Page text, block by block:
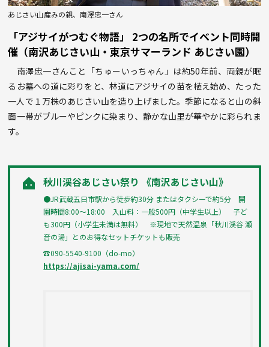
あじさい山産みの親、南澤忠一さん
「アジサイがつむぐ物語」 2つの名所でイベント同時開
催（南沢あじさい山・東京サマーランド あじさい園）
南澤忠一さんこと「ちゅーいっちゃん」は約50年前、両親が眠
るお墓への道に彩りをと、林道にアジサイの苗を植え始め、たった
一人で１万株のあじさい山を造り上げました。季節になると山の斜
面一帯がブルーやピンクに染まり、静かな山里が華やかに彩られま
す。
秋川渓谷あじさい祭り 《南沢あじさい山》
●JR武蔵五日市駅から徒歩約30分 またはタクシーで約5分 開
園時間8:00〜18:00 入山料：一般500円（中学生以上） 子ど
も300円（小学生未満は無料） ※現地で天然温泉「秋川渓谷 瀬
音の湯」とのお得なセットチケットも販売
☎090-5540-9100（do-mo）
https://ajisai-yama.com/